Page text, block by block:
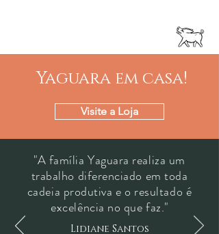
Yaguara em casa!
Visite a Loja
"A família Yaguara realiza um
trabalho diferenciado em toda
cadeia produtiva e o resultado é
excelência no que faz."
Lidiane Santos